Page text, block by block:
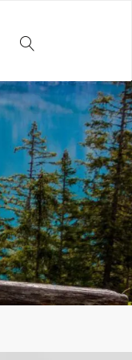
Search